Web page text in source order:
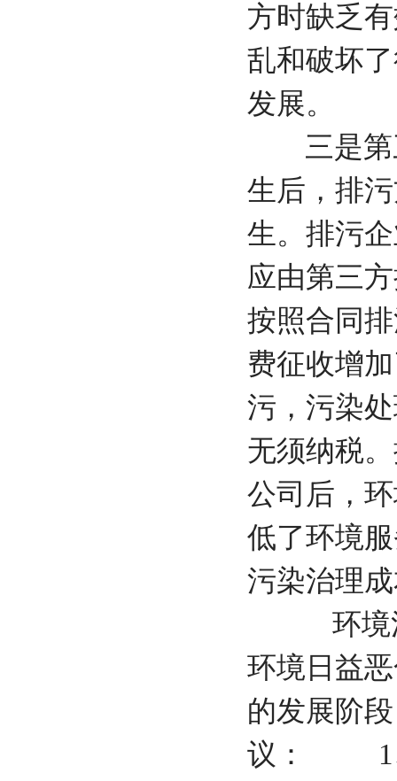
方时缺乏
乱和破坏
发展。
三是第三
生后，排
生。排污
应由第三
按照合同
费征收增
污，污染
无须纳税
公司后，
低了环境
污染治
环境污
环境日益
的发展阶
议： 1、